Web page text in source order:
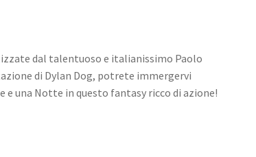
dal talentuoso e italianissimo Paolo
di Dylan Dog, potrete immergervi
una Notte in questo fantasy ricco di azione!